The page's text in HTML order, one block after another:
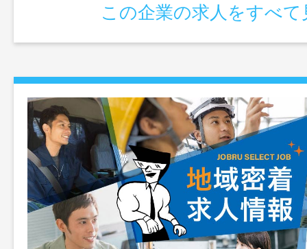
この企業の求人をすべて